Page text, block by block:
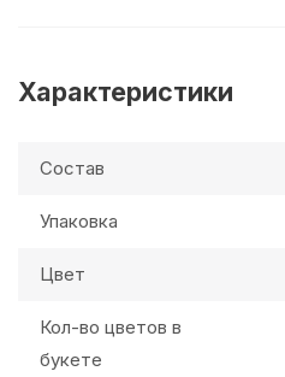
Характеристики
Состав
Упаковка
Цвет
Кол-во цветов в
букете